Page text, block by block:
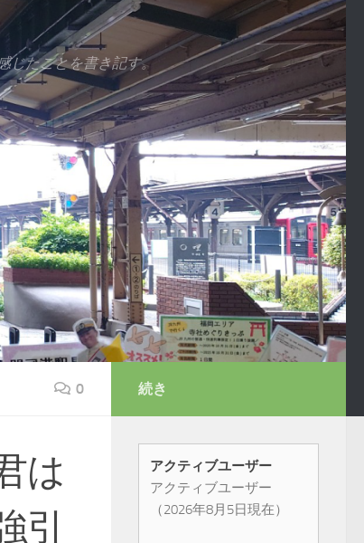
じたことを書き記す。
0
は
引
続き
アクティブユーザー
アクティブユーザー
（2026年8月5日現在）